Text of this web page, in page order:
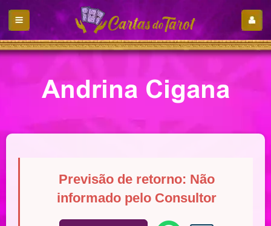
Andrina Cigana
Previsão de retorno: Não
informado pelo Consultor